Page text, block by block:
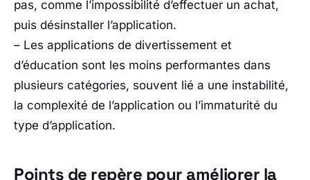
pas, comme l’impossibilité d’effectuer un achat,
puis désinstaller l’application.
– Les applications de divertissement et
d’éducation sont les moins performantes dans
plusieurs catégories, souvent lié a une instabilité,
la complexité de l’application ou l’immaturité du
type d’application.
Points de repère pour améliorer la